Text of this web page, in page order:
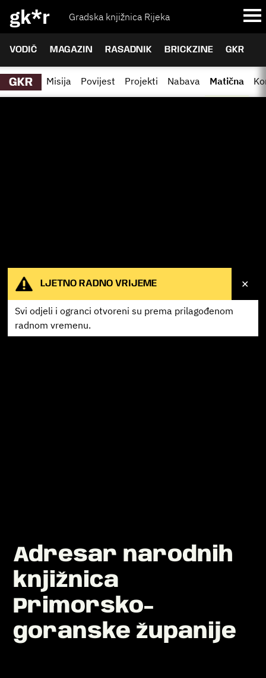
gk*r Gradska knjižnica Rijeka
VODIČ MAGAZIN RASADNIK BRICKZINE GKR
GKR Misija Povijest Projekti Nabava Matična
LJETNO RADNO VRIJEME
Svi odjeli i ogranci otvoreni su prema prilagođenom
radnom vremenu.
✕
Adresar narodnih
knjižnica
Primorsko-
goranske županije